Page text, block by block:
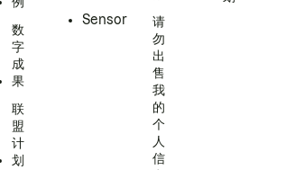
数
字
成
果
联
盟
计
划
Sensor
请
勿
出
售
我
的
个
人
信